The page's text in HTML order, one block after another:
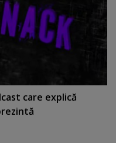
care explică